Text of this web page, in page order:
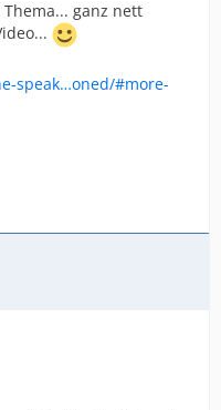
ganz nett
speak…oned/#more-